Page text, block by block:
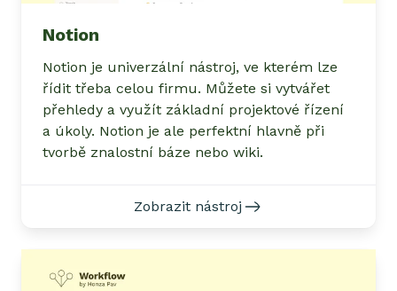
Notion
Notion je univerzální nástroj, ve kterém lze
řídit třeba celou firmu. Můžete si vytvářet
přehledy a využít základní projektové řízení
a úkoly. Notion je ale perfektní hlavně při
tvorbě znalostní báze nebo wiki.
Zobrazit nástroj